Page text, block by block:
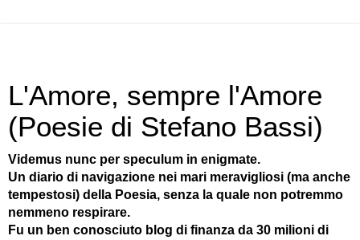
L'Amore, sempre l'Amore
(Poesie di Stefano Bassi)
Videmus nunc per speculum in enigmate.
Un diario di navigazione nei mari meravigliosi (ma anche
tempestosi) della Poesia, senza la quale non potremmo
nemmeno respirare.
Fu un ben conosciuto blog di finanza da 30 milioni di